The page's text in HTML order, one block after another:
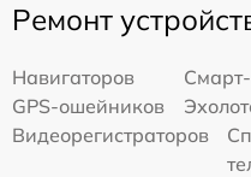
Ремонт
Навигаторов
GPS-ошейников
Видеорегистраторов